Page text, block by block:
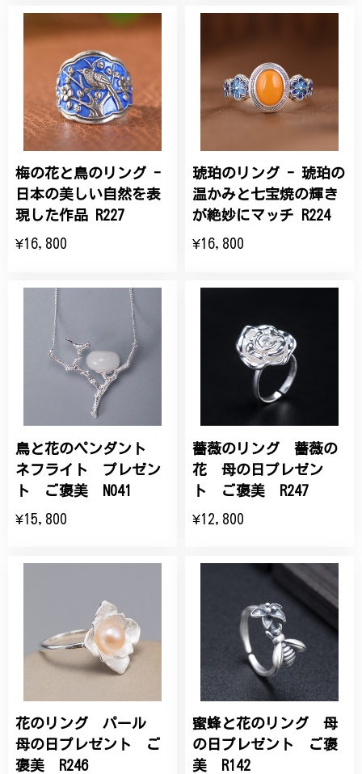
梅の花と鳥のリング -
日本の美しい自然を表
現した作品 R227
¥16,800
琥珀のリング - 琥珀の
温かみと七宝焼の輝き
が絶妙にマッチ R224
¥16,800
鳥と花のペンダント
ネフライト プレゼン
ト ご褒美 N041
¥15,800
薔薇のリング 薔薇の
花 母の日プレゼン
ト ご褒美 R247
¥12,800
花のリング パール
母の日プレゼント ご
褒美 R246
蜜蜂と花のリング 母
の日プレゼント ご褒
美 R142